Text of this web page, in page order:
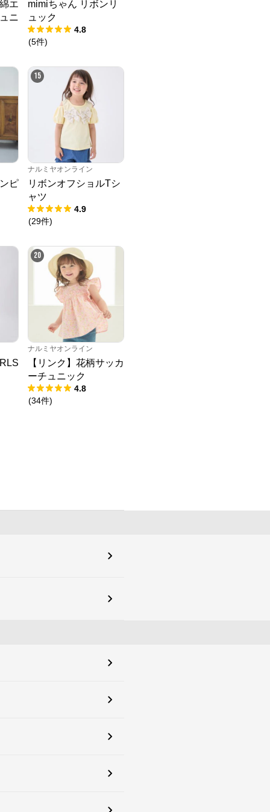
エ
ニ
mimiちゃん リボンリ
ュック
4.8
(5件)
ピ
15
ナルミヤオンライン
リボンオフショルTシ
ャツ
4.9
(29件)
20
ナルミヤオンライン
【リンク】花柄サッカ
ーチュニック
4.8
(34件)